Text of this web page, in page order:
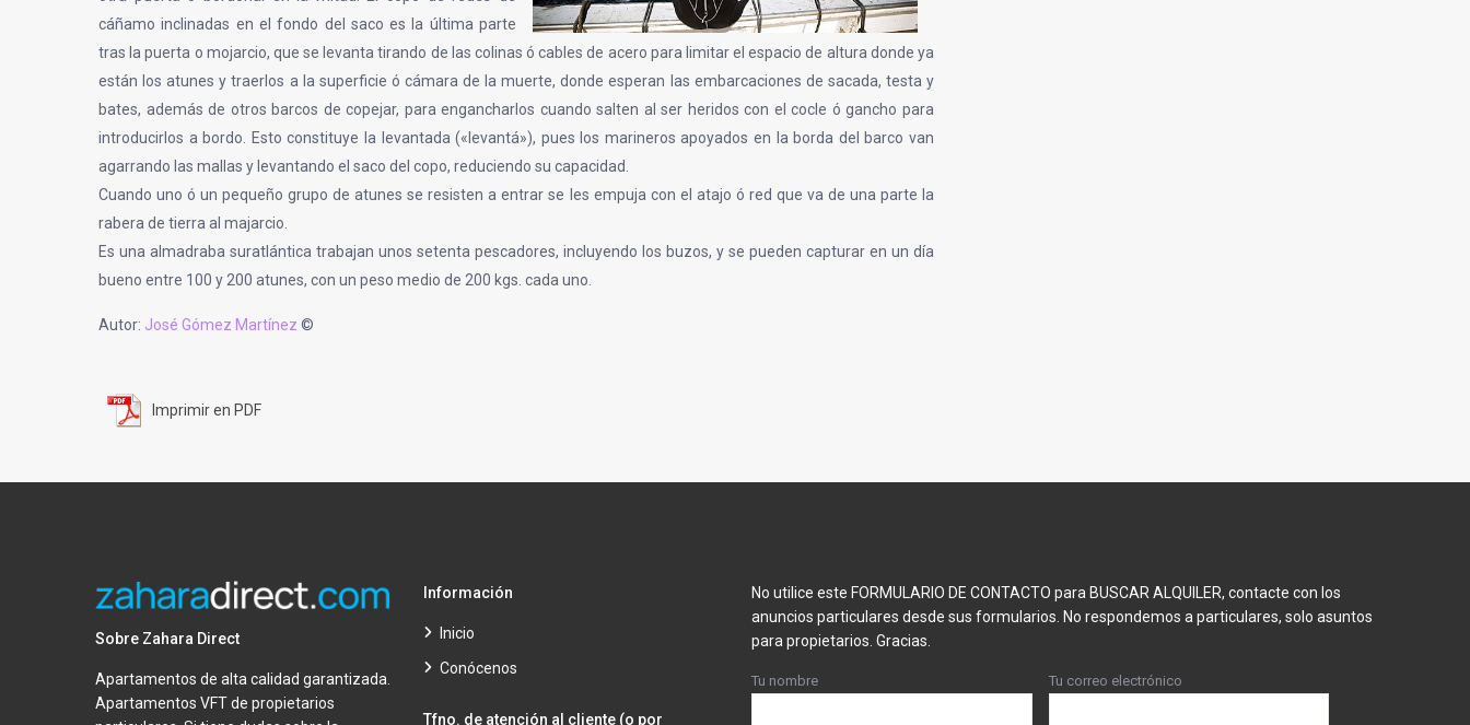
cáñamo inclinadas en el fondo del saco es la última parte
tras la puerta o mojarcio, que se levanta tirando de las colinas ó cables de acero para limitar el espacio de altura donde ya
están los atunes y traerlos a la superficie ó cámara de la muerte, donde esperan las embarcaciones de sacada, testa y
bates, además de otros barcos de copejar, para engancharlos cuando salten al ser heridos con el cocle ó gancho para
introducirlos a bordo. Esto constituye la levantada («levantá»), pues los marineros apoyados en la borda del barco van
agarrando las mallas y levantando el saco del copo, reduciendo su capacidad.
Cuando uno ó un pequeño grupo de atunes se resisten a entrar se les empuja con el atajo ó red que va de una parte la
rabera de tierra al majarcio.
Es una almadraba suratlántica trabajan unos setenta pescadores, incluyendo los buzos, y se pueden capturar en un día
bueno entre 100 y 200 atunes, con un peso medio de 200 kgs. cada uno.
Autor: José Gómez Martínez ©
Imprimir en PDF
Sobre Zahara Direct
Apartamentos de alta calidad garantizada.
Apartamentos VFT de propietarios
Información
Inicio
Conócenos
Tfno. de atención al cliente (o por
No utilice este FORMULARIO DE CONTACTO para BUSCAR ALQUILER, contacte con los
anuncios particulares desde sus formularios. No respondemos a particulares, solo asuntos
para propietarios. Gracias.
Tu nombre Tu correo electrónico